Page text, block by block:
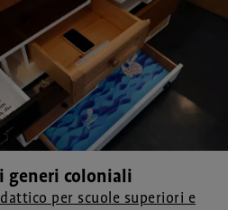
generi coloniali
per scuole superiori e